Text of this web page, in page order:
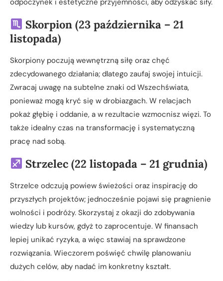
Skorpion (23 października – 21
listopada)
Skorpiony poczują wewnętrzną siłę oraz chęć
zdecydowanego działania; dlatego zaufaj swojej intuicji.
Zwracaj uwagę na subtelne znaki od Wszechświata,
ponieważ mogą kryć się w drobiazgach. W relacjach
pokaż głębię i oddanie, a w rezultacie wzmocnisz więzi. To
także idealny czas na transformację i systematyczną
pracę nad sobą.
Strzelec (22 listopada – 21 grudnia)
Strzelce odczują powiew świeżości oraz inspirację do
przyszłych projektów; jednocześnie pojawi się pragnienie
wolności i podróży. Skorzystaj z okazji do zdobywania
wiedzy lub kursów, gdyż to zaprocentuje. W finansach
lepiej unikać ryzyka, a więc stawiaj na sprawdzone
rozwiązania. Wieczorem poświęć chwilę planowaniu
dużych celów, aby nadać im konkretny kształt.